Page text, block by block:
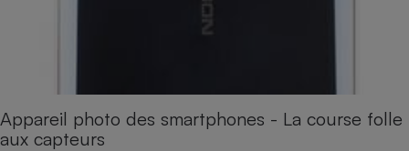
Appareil photo des smartphones - La course folle
aux capteurs